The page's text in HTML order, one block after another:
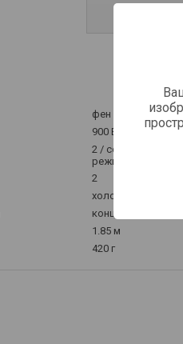
фен
900 Вт
2 / совмещен с
режимом /
2
холодный воздух
концентратор
1.85 м
420 г